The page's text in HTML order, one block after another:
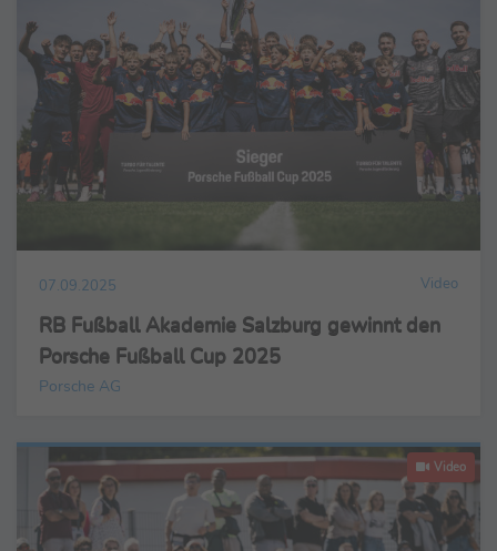
07.09.2025 Video
RB Fußball Akademie Salzburg gewinnt den
Porsche Fußball Cup 2025
Porsche AG
Video